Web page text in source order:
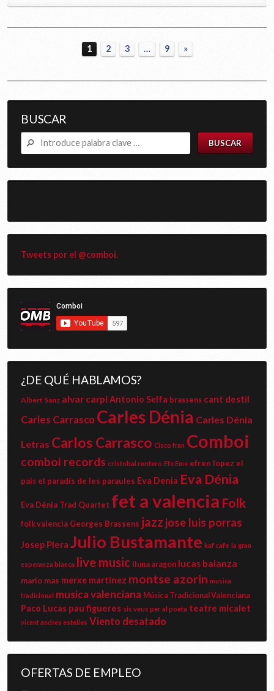
1 2 3 … 9 »
BUSCAR
Tweets por el @comboi.
¿DE QUÉ HABLAMOS?
Albert Sanz alvar carpiAntonio Selfa brassens cant destil
Carles Carrasco Carles Dénia Carles Dénia
Letras Carlos Carrasco Cisco fran Comboi
comboi records cristobal rentero Efe Eme efren lopez el
pais el paradís de les paraules Eva Denia Eva Dénia
Eva Dénia Trad Quartet fet a valencia Folk
folk valencia Georges Brassens jazz jose luis porras
Josep Piera Julio Bustamante kaf cafe la gran
esperanza blanca live music lluna aragon lucas balanza
mario mas merxe martinez montse azorin musica
tradicional musica valenciana Música Tradicional Valenciana
Paco Lucas pau figueres sis veus per al poeta teatre micalet
vicent andres estelles Viento desatado
OFERTAS DE EMPLEO